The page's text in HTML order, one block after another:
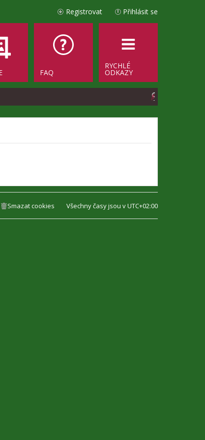
Přihlásit se
Registrovat
RYCHLÉ
ODKAZY
FAQ
H
Všechny časy jsou vUTC+02:00
Smazat cookies